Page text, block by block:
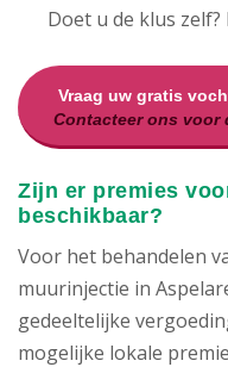
Doet u de klus
Vraag uw gratis
Contacteer ons voor
Zijn er premies
beschikbaar?
Voor het behandelen
muurinjectie in
gedeeltelijke
mogelijke lokale